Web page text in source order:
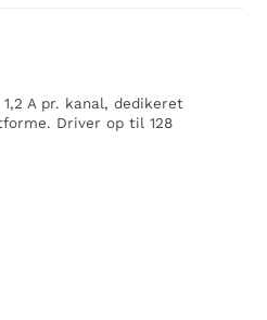
A pr. kanal, dedikeret
Driver op til 128